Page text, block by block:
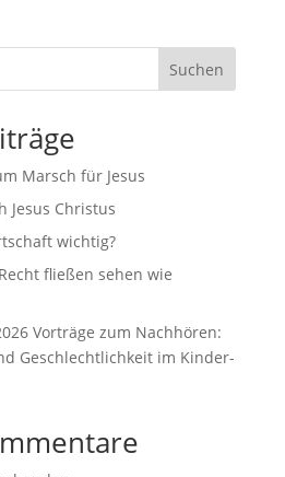
Suchen
Marsch für Jesus
Jesus Christus
wichtig?
fließen sehen wie
Vorträge zum Nachhören:
Geschlechtlichkeit im Kinder-